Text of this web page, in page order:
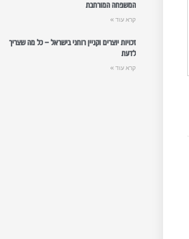
המשפחה המורחבת
קרא עוד »
זכויות יוצרים וקניין רוחני בישראל – כל מה שצריך
לדעת
קרא עוד »